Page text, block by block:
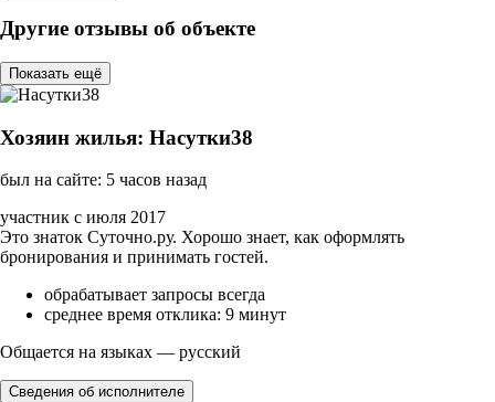
Другие отзывы об объекте
Показать ещё
Хозяин жилья: Насутки38
был на сайте: 5 часов назад
участник с июля 2017
Это знаток Суточно.ру. Хорошо знает, как оформлять
бронирования и принимать гостей.
обрабатывает запросы всегда
среднее время отклика: 9 минут
Общается на языках — русский
Сведения об исполнителе